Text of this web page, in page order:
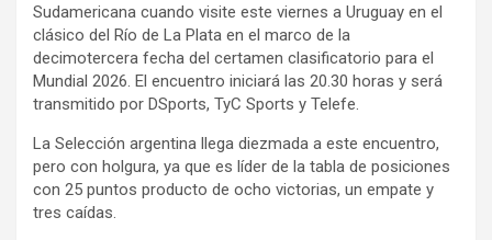
Sudamericana cuando visite este viernes a Uruguay en el
clásico del Río de La Plata en el marco de la
decimotercera fecha del certamen clasificatorio para el
Mundial 2026. El encuentro iniciará las 20.30 horas y será
transmitido por DSports, TyC Sports y Telefe.
La Selección argentina llega diezmada a este encuentro,
pero con holgura, ya que es líder de la tabla de posiciones
con 25 puntos producto de ocho victorias, un empate y
tres caídas.